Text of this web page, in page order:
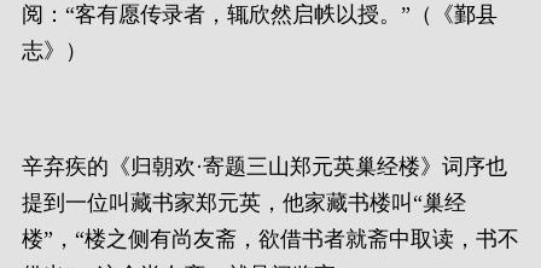
阅：“客有愿传录者，辄欣然启帙以授。”（《鄞县
志》）
辛弃疾的《归朝欢·寄题三山郑元英巢经楼》词序也
提到一位叫藏书家郑元英，他家藏书楼叫“巢经
楼”，“楼之侧有尚友斋，欲借书者就斋中取读，书不